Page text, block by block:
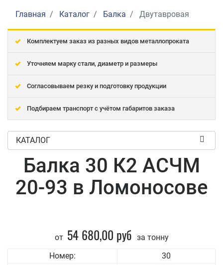
Главная Каталог Балка Двутавровая
Комплектуем заказ из разных видов металлопроката
Уточняем марку стали, диаметр и размеры
Согласовываем резку и подготовку продукции
Подбираем транспорт с учётом габаритов заказа
КАТАЛОГ
Балка 30 К2 АСЧМ
20-93 в Ломоносове
от 54 680,00 руб за тонну
Номер:
30